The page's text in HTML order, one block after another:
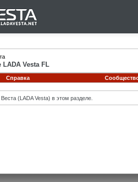
Vesta FL
Справка
(LADA Vesta) в этом разделе.